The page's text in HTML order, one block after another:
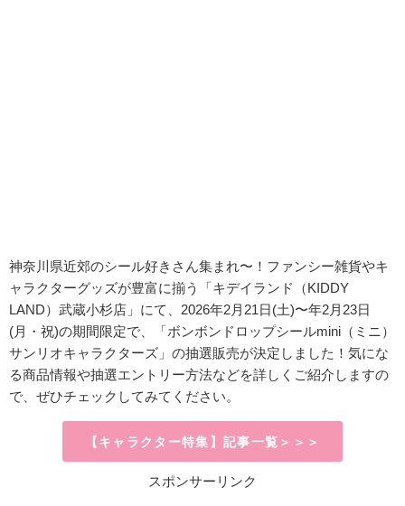
神奈川県近郊のシール好きさん集まれ〜！ファンシー雑貨やキ
ャラクターグッズが豊富に揃う「キデイランド（KIDDY
LAND）武蔵小杉店」にて、 2026年2月21日(土)〜年2月23日
(月・祝)の期間限定で、「ボンボンドロップシールmini（ミニ）
サンリオキャラクターズ」の抽選販売が決定しました！ 気にな
る商品情報や抽選エントリー方法などを詳しくご紹介しますの
で、ぜひチェックしてみてください。
【キャラクター特集】記事一覧＞＞＞
スポンサーリンク